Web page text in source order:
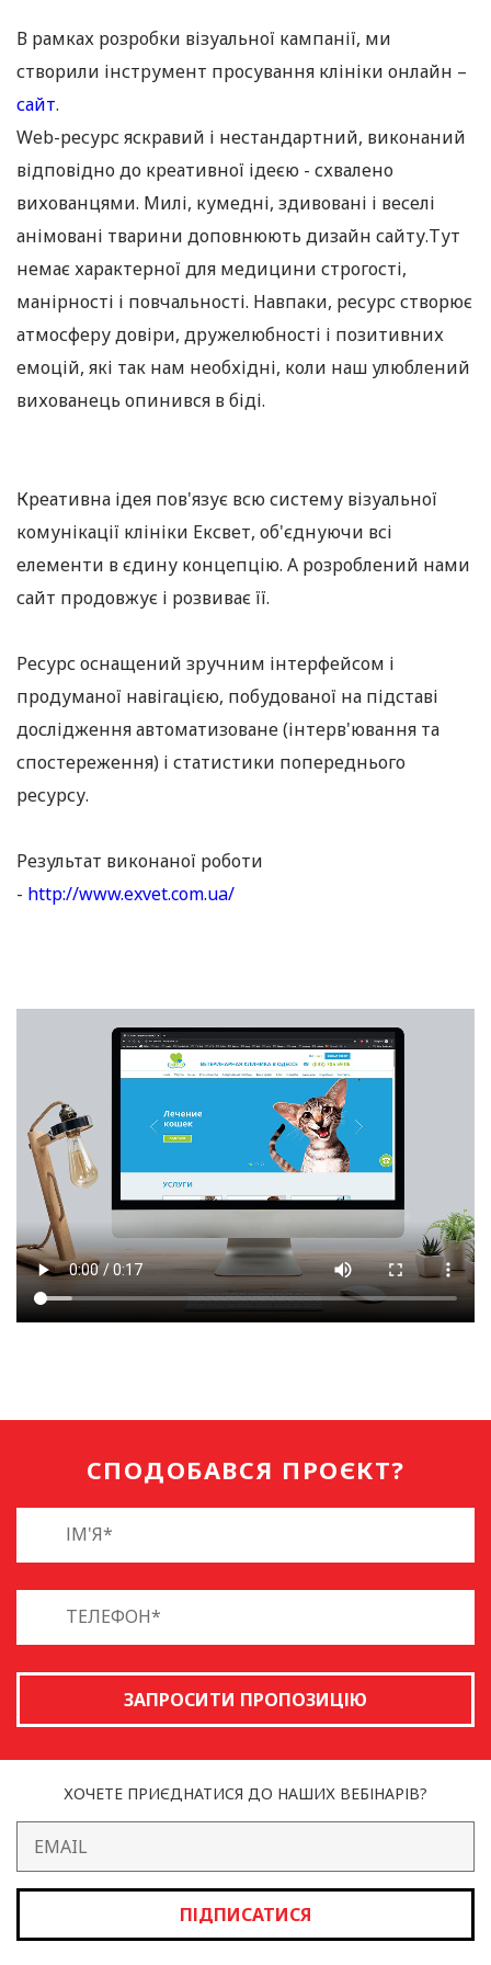
В рамках розробки візуальної кампанії, ми
створили інструмент просування клініки онлайн –
сайт.
Web-ресурс яскравий і нестандартний, виконаний
відповідно до креативної ідеєю - схвалено
вихованцями. Милі, кумедні, здивовані і веселі
анімовані тварини доповнюють дизайн сайту.Тут
немає характерної для медицини строгості,
манірності і повчальності. Навпаки, ресурс створює
атмосферу довіри, дружелюбності і позитивних
емоцій, які так нам необхідні, коли наш улюблений
вихованець опинився в біді.
Креативна ідея пов'язує всю систему візуальної
комунікації клініки Ексвет, об'єднуючи всі
елементи в єдину концепцію. А розроблений нами
сайт продовжує і розвиває її.
Ресурс оснащений зручним інтерфейсом і
продуманої навігацією, побудованої на підставі
дослідження автоматизоване (інтерв'ювання та
спостереження) і статистики попереднього
ресурсу.
Результат виконаної роботи
- http://www.exvet.com.ua/
СПОДОБАВСЯ ПРОЄКТ?
ЗАПРОСИТИ ПРОПОЗИЦІЮ
ХОЧЕТЕ ПРИЄДНАТИСЯ ДО НАШИХ ВЕБІНАРІВ?
ПІДПИСАТИСЯ